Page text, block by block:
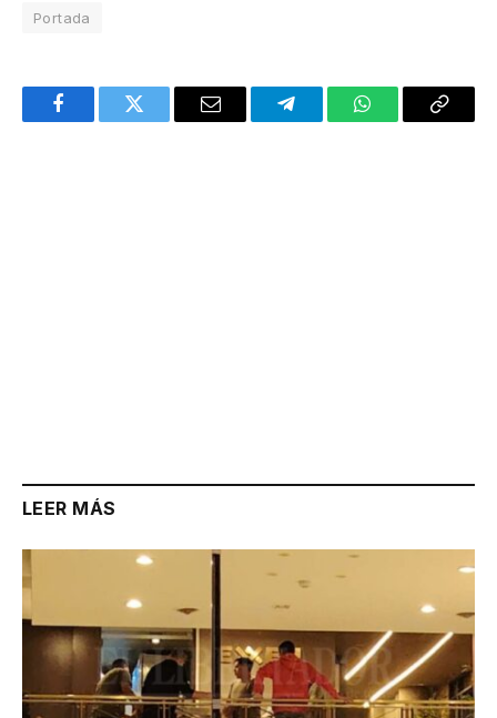
Portada
FacebookTwitter Email TelegramWhatsAppCopy
LEER MÁS